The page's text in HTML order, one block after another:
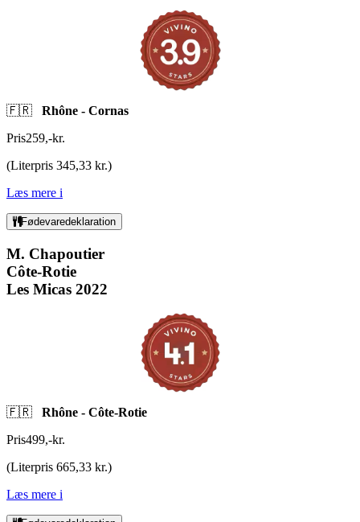
🇫🇷 Rhône - Cornas
Pris259,-kr.
(Literpris 345,33 kr.)
Læs mere i
Fødevaredeklaration
M. Chapoutier
Côte-Rotie
Les Micas 2022
🇫🇷 Rhône - Côte-Rotie
Pris499,-kr.
(Literpris 665,33 kr.)
Læs mere i